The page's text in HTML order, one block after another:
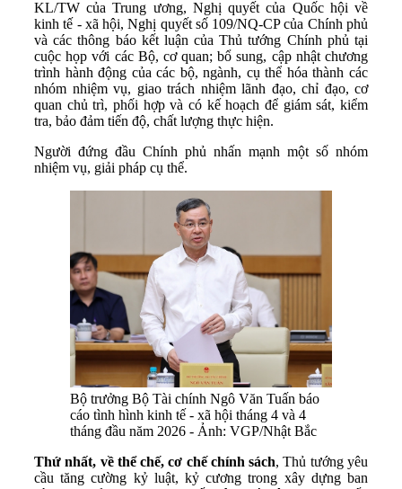
KL/TW của Trung ương, Nghị quyết của Quốc hội về
kinh tế - xã hội, Nghị quyết số 109/NQ-CP của Chính phủ
và các thông báo kết luận của Thủ tướng Chính phủ tại
cuộc họp với các Bộ, cơ quan; bổ sung, cập nhật chương
trình hành động của các bộ, ngành, cụ thể hóa thành các
nhóm nhiệm vụ, giao trách nhiệm lãnh đạo, chỉ đạo, cơ
quan chủ trì, phối hợp và có kế hoạch để giám sát, kiểm
tra, bảo đảm tiến độ, chất lượng thực hiện.
Người đứng đầu Chính phủ nhấn mạnh một số nhóm
nhiệm vụ, giải pháp cụ thể.
Bộ trưởng Bộ Tài chính Ngô Văn Tuấn báo
cáo tình hình kinh tế - xã hội tháng 4 và 4
tháng đầu năm 2026 - Ảnh: VGP/Nhật Bắc
Thứ nhất, về thể chế, cơ chế chính sách, Thủ tướng yêu
cầu tăng cường kỷ luật, kỷ cương trong xây dựng ban